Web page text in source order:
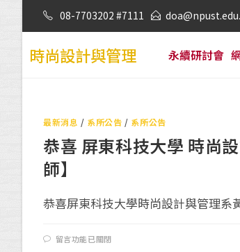
08-7703202 #7111
時尚設計與管理 永續研討會
最新消息 / 系所公告 / 系所公告
恭喜 屏東科技大學 時尚
師】
恭喜屏東科技大學時尚設計與管理系
留言功能已關閉